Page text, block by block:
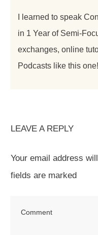
I learned to speak
in 1 Year of Semi-
exchanges, online
Podcasts like this one!
LEAVE A REPLY
Your email address
fields are marked